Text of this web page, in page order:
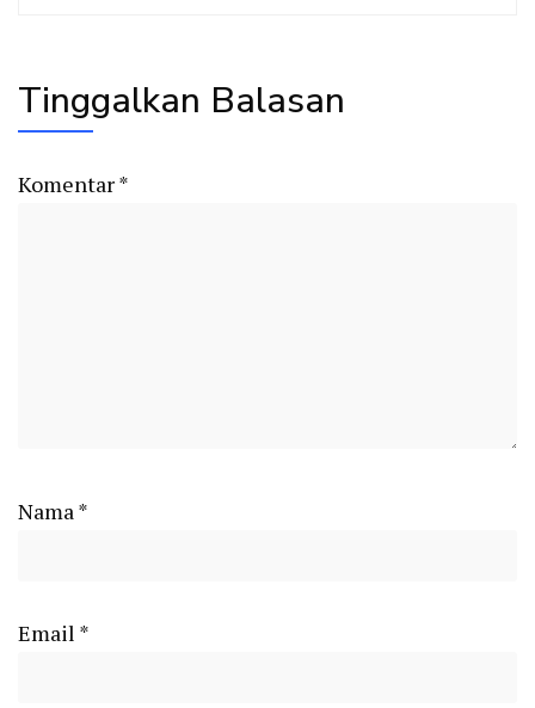
Tinggalkan Balasan
Komentar*
Nama *
Email *